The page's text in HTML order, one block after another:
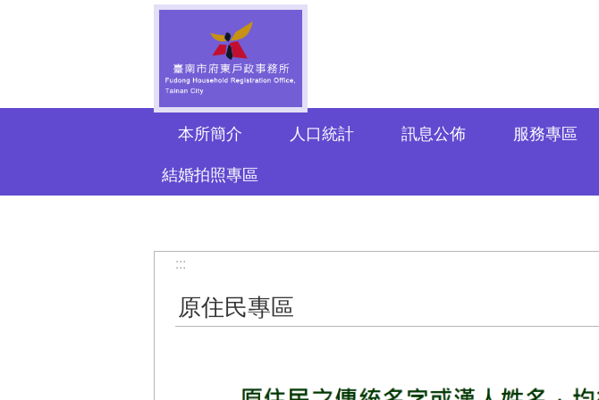
本所簡介 人口統計 訊息公佈 服務專區
結婚拍照專區
:::
原住民專區